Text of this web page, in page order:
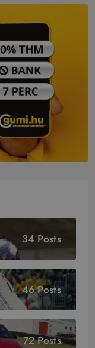
34 Posts
46 Posts
72 Posts